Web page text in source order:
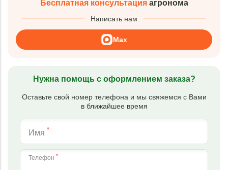
Бесплатная консультацияагронома
Написать нам
Max
Нужна помощь с оформлением заказа?
Оставьте свой номер телефона и мы свяжемся с Вами
в ближайшее время
Имя *
Телефон *